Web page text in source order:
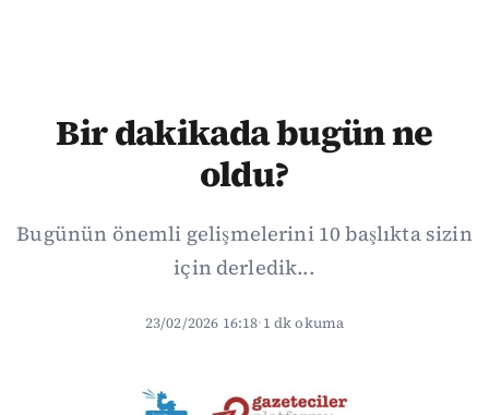
Bir dakikada bugün ne
oldu?
Bugünün önemli gelişmelerini 10 başlıkta sizin
için derledik...
23/02/2026 16:18·1 dk okuma